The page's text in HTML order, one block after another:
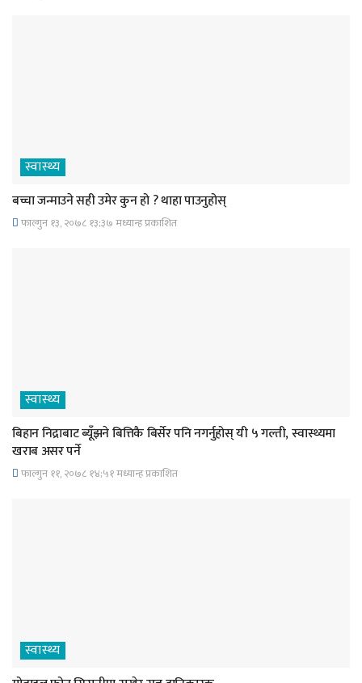
स्वास्थ्य
बच्चा जन्माउने सही उमेर कुन हो ? थाहा पाउनुहोस्
फाल्गुन १३, २०७८ १३;३७ मध्यान्ह प्रकाशित
स्वास्थ्य
बिहान निद्राबाट ब्यूँझने बित्तिकै बिर्सेर पनि नगर्नुहोस् यी ५ गल्ती, स्वास्थ्यमा
खराब असर पर्ने
फाल्गुन ११, २०७८ १४;५१ मध्यान्ह प्रकाशित
स्वास्थ्य